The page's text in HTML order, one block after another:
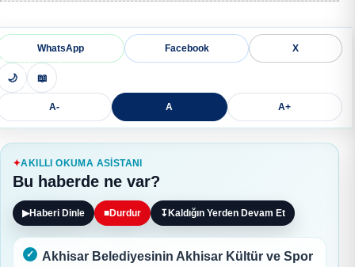
WhatsApp Facebook X
🌙 📖
A- A A+
AKILLI OKUMA ASISTANI
Bu haberde ne var?
▶Haberi Dinle ■Durdur ↧ Kaldığın Yerden Devam Et
Akhisar Belediyesinin Akhisar Kültür ve Spor